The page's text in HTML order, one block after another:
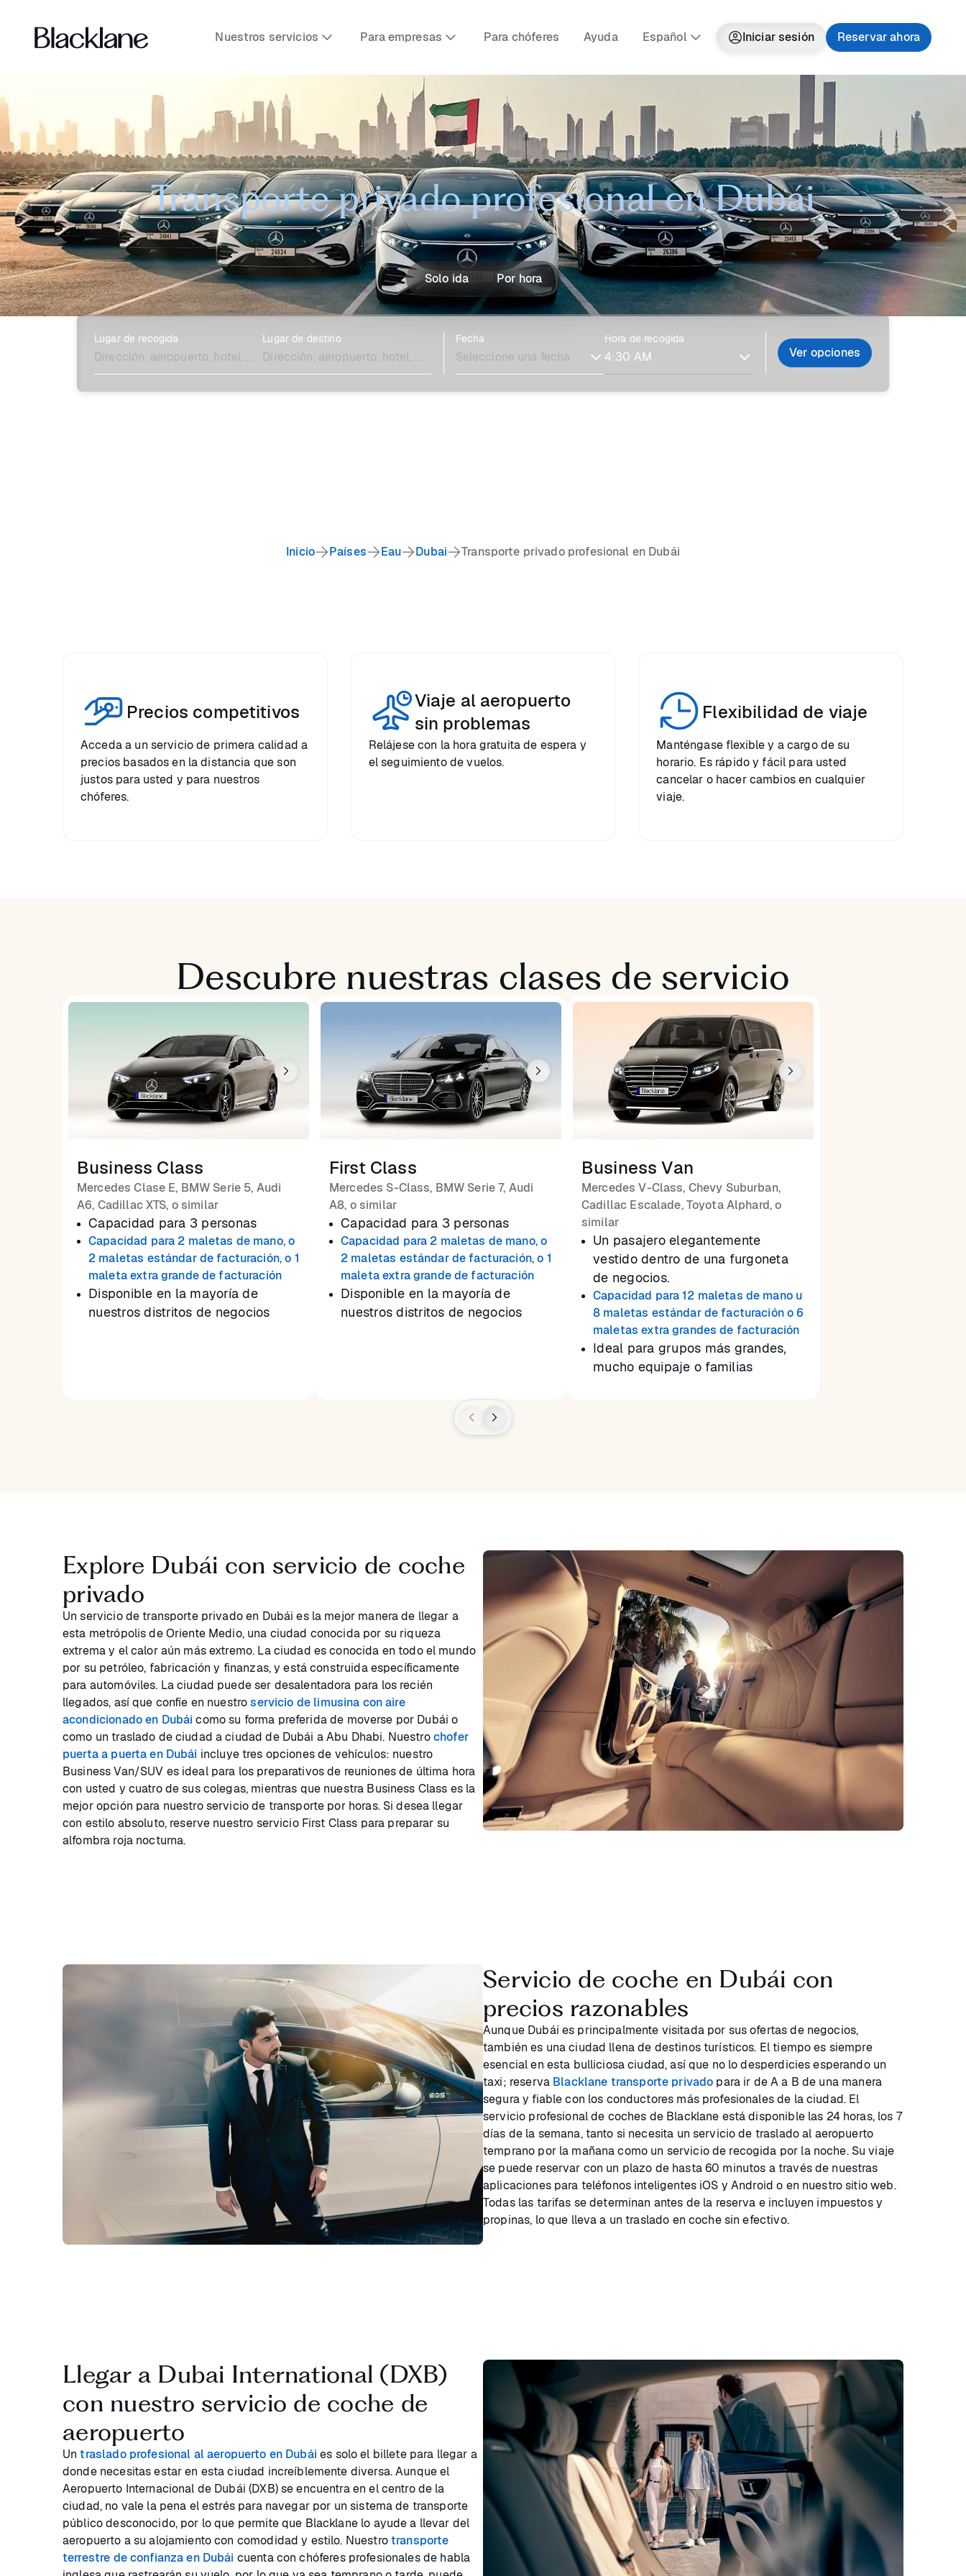
Nuestros servicios Para empresas Para chóferes Ayuda Español Iniciar sesión Reservar ahora
Transporte privado profesional en Dubái
Solo ida Por hora
Lugar de recogida Lugar de destino Fecha Hora de recogida
Ver opciones
Inicio Países Eau Dubai Transporte privado profesional en Dubái
Precios competitivos
Acceda a un servicio de primera calidad a
precios basados en la distancia que son
justos para usted y para nuestros
chóferes.
Viaje al aeropuerto
sin problemas
Relájese con la hora gratuita de espera y
el seguimiento de vuelos.
Flexibilidad de viaje
Manténgase flexible y a cargo de su
horario. Es rápido y fácil para usted
cancelar o hacer cambios en cualquier
viaje.
Descubre nuestras clases de servicio
Business Class
Mercedes Clase E, BMW Serie 5, Audi
A6, Cadillac XTS, o similar
Capacidad para 3 personas
Capacidad para 2 maletas de mano, o
2 maletas estándar de facturación, o 1
maleta extra grande de facturación
Disponible en la mayoría de
nuestros distritos de negocios
First Class
Mercedes S-Class, BMW Serie 7, Audi
A8, o similar
Capacidad para 3 personas
Capacidad para 2 maletas de mano, o
2 maletas estándar de facturación, o 1
maleta extra grande de facturación
Disponible en la mayoría de
nuestros distritos de negocios
Business Van
Mercedes V-Class, Chevy Suburban,
Cadillac Escalade, Toyota Alphard, o
similar
Un pasajero elegantemente
vestido dentro de una furgoneta
de negocios.
Capacidad para 12 maletas de mano u
8 maletas estándar de facturación o 6
maletas extra grandes de facturación
Ideal para grupos más grandes,
mucho equipaje o familias
Explore Dubái con servicio de coche
privado
Un servicio de transporte privado en Dubái es la mejor manera de llegar a
esta metrópolis de Oriente Medio, una ciudad conocida por su riqueza
extrema y el calor aún más extremo. La ciudad es conocida en todo el mundo
por su petróleo, fabricación y finanzas, y está construida específicamente
para automóviles. La ciudad puede ser desalentadora para los recién
llegados, así que confíe en nuestroservicio de limusina con aire
acondicionado en Dubái como su forma preferida de moverse por Dubái o
como un traslado de ciudad a ciudad de Dubái a Abu Dhabi. Nuestrochofer
puerta a puerta en Dubái incluye tres opciones de vehículos: nuestro
Business Van/SUV es ideal para los preparativos de reuniones de última hora
con usted y cuatro de sus colegas, mientras que nuestra Business Class es la
mejor opción para nuestro servicio de transporte por horas. Si desea llegar
con estilo absoluto, reserve nuestro servicio First Class para preparar su
alfombra roja nocturna.
Servicio de coche en Dubái con
precios razonables
Aunque Dubái es principalmente visitada por sus ofertas de negocios,
también es una ciudad llena de destinos turísticos. El tiempo es siempre
esencial en esta bulliciosa ciudad, así que no lo desperdicies esperando un
taxi; reserva Blacklane transporte privado para ir de A a B de una manera
segura y fiable con los conductores más profesionales de la ciudad. El
servicio profesional de coches de Blacklane está disponible las 24 horas, los 7
días de la semana, tanto si necesita un servicio de traslado al aeropuerto
temprano por la mañana como un servicio de recogida por la noche. Su viaje
se puede reservar con un plazo de hasta 60 minutos a través de nuestras
aplicaciones para teléfonos inteligentes iOS y Android o en nuestro sitio web.
Todas las tarifas se determinan antes de la reserva e incluyen impuestos y
propinas, lo que lleva a un traslado en coche sin efectivo.
Llegar a Dubai International (DXB)
con nuestro servicio de coche de
aeropuerto
Untraslado profesional al aeropuerto en Dubái es solo el billete para llegar a
donde necesitas estar en esta ciudad increíblemente diversa. Aunque el
Aeropuerto Internacional de Dubái (DXB) se encuentra en el centro de la
ciudad, no vale la pena el estrés para navegar por un sistema de transporte
público desconocido, por lo que permite que Blacklane lo ayude a llevar del
aeropuerto a su alojamiento con comodidad y estilo. Nuestrotransporte
terrestre de confianza en Dubái cuenta con chóferes profesionales de habla